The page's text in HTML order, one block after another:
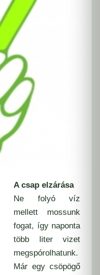
A csap elzárása
Ne folyó víz
mellett mossunk
fogat, így naponta
több liter vizet
megspórolhatunk.
Már egy csöpögő